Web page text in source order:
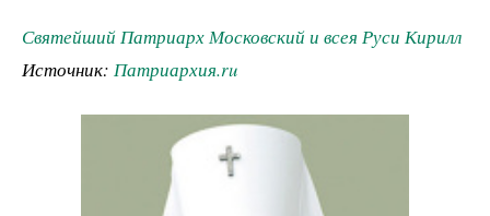
Святейший Патриарх Московский и всея Руси Кирилл
Источник: Патриархия.ru